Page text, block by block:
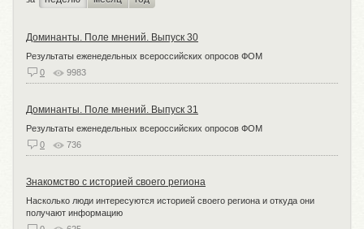
Доминанты. Поле мнений. Выпуск 30
Результаты еженедельных всероссийских опросов ФОМ
0
9983
Доминанты. Поле мнений. Выпуск 31
Результаты еженедельных всероссийских опросов ФОМ
0
736
Знакомство с историей своего региона
Насколько люди интересуются историей своего региона и откуда они
получают информацию